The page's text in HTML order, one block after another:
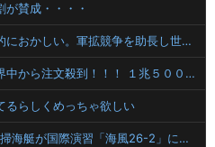
が賛成・・・・
広島県知事ら「核抑止論、根本的におかしい。軍拡競争を助長し世界を不安定化させるだけ」
【ニュース】日本製メモリに世界中から注文殺到！！！ １兆５０００億円で工場増築へ
るらしくめっちゃ欲しい
ポーランド海軍のコルモランII級掃海艇が国際演習「海風26-2」に参加！